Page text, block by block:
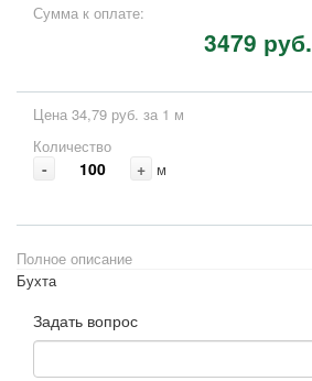
Сумма к оплате:
3479 руб.
Цена 34,79 руб. за 1 м
Количество
- + м
Полное описание
Бухта
Задать вопрос